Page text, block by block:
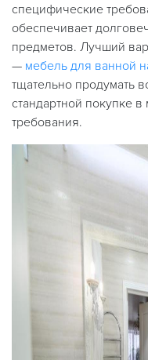
специфические
обеспечивает
предметов. Лучший
— мебель для ванной
тщательно продумать
стандартной покупке
требования.